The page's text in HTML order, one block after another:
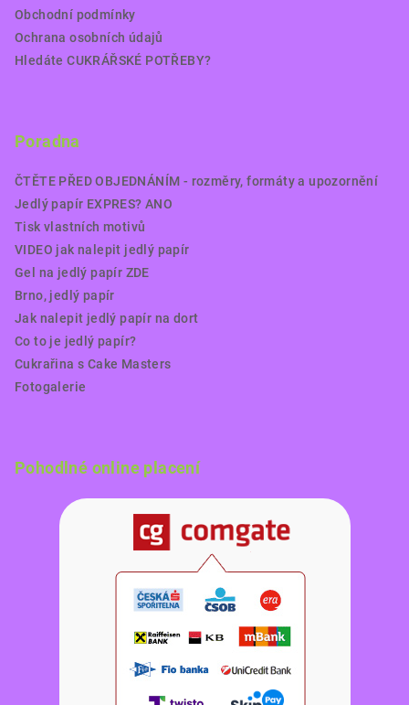
Obchodní podmínky
Ochrana osobních údajů
Hledáte CUKRÁŘSKÉ POTŘEBY?
Poradna
ČTĚTE PŘED OBJEDNÁNÍM - rozměry, formáty a upozornění
Jedlý papír EXPRES? ANO
Tisk vlastních motivů
VIDEO jak nalepit jedlý papír
Gel na jedlý papír ZDE
Brno, jedlý papír
Jak nalepit jedlý papír na dort
Co to je jedlý papír?
Cukrařina s Cake Masters
Fotogalerie
Pohodlné online placení